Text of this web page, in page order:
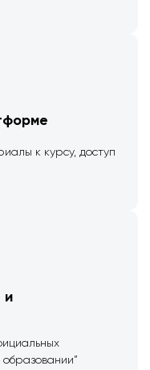
к курсу, доступ
и